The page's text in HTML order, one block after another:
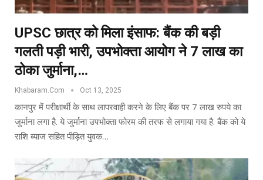
UPSC छात्र को मिला इंसाफ: बैंक की बड़ी
गलती पड़ी भारी, उपभोक्ता आयोग ने ₹7 लाख का
ठोका जुर्माना,…
Khabaram.Com Oct 13, 2025
कानपुर में परीक्षार्थी के साथ लापरवाही करने के लिए बैंक पर 7 लाख रुपये का
जुर्माना लगा है. ये जुर्माना उपभोक्ता फोरम की तरफ से लगाया गया है. बैंक को ये
राशि ब्याज सहित पीड़ित युवक…